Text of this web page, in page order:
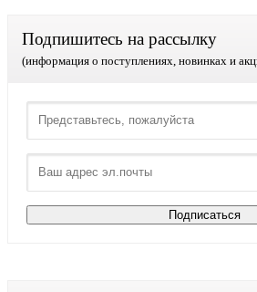
Подпишитесь на рассылку
(информация о поступлениях, новинках и